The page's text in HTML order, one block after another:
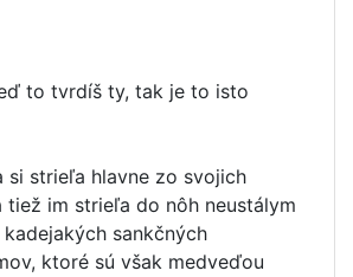
to tvrdíš ty, tak je to isto
si strieľa hlavne zo svojich
tiež im strieľa do nôh neustálym
sankčných
ktoré sú však medveďou